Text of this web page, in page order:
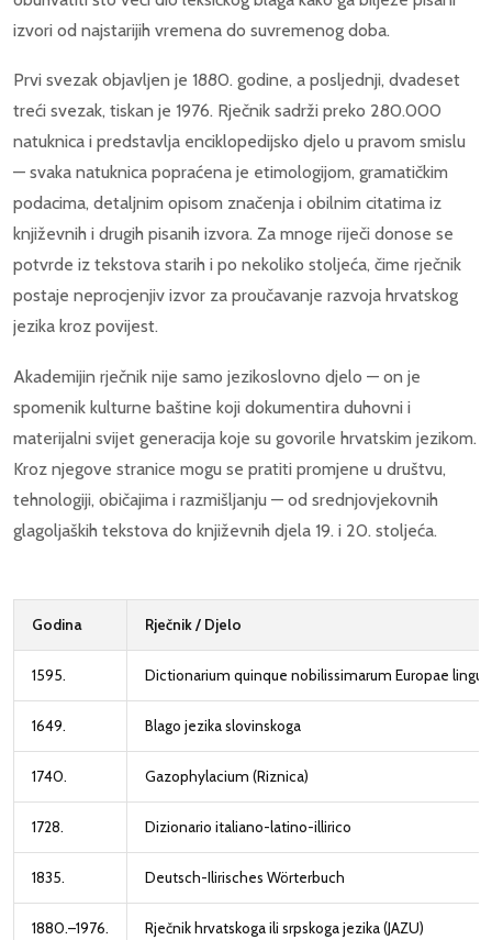
izvori od najstarijih vremena do suvremenog doba.
Prvi svezak objavljen je 1880. godine, a posljednji, dvadeset
treći svezak, tiskan je 1976. Rječnik sadrži preko 280.000
natuknica i predstavlja enciklopedijsko djelo u pravom smislu
— svaka natuknica popraćena je etimologijom, gramatičkim
podacima, detaljnim opisom značenja i obilnim citatima iz
književnih i drugih pisanih izvora. Za mnoge riječi donose se
potvrde iz tekstova starih i po nekoliko stoljeća, čime rječnik
postaje neprocjenjiv izvor za proučavanje razvoja hrvatskog
jezika kroz povijest.
Akademijin rječnik nije samo jezikoslovno djelo — on je
spomenik kulturne baštine koji dokumentira duhovni i
materijalni svijet generacija koje su govorile hrvatskim jezikom.
Kroz njegove stranice mogu se pratiti promjene u društvu,
tehnologiji, običajima i razmišljanju — od srednjovjekovnih
glagoljaških tekstova do književnih djela 19. i 20. stoljeća.
Godina Rječnik / Djelo
1595. Dictionarium quinque nobilissimarum Europae
1649. Blago jezika slovinskoga
1740. Gazophylacium (Riznica)
1728. Dizionario italiano-latino-illirico
1835. Deutsch-Ilirisches Wörterbuch
1880.–1976. Rječnik hrvatskoga ili srpskoga jezika (JAZU)